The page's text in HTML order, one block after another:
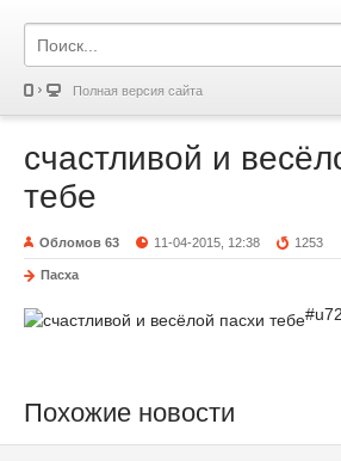
Полная версия сайта
счастливой и
тебе
Обломов 63 11-04-2015, 12:38 1253
Пасха
Похожие новости